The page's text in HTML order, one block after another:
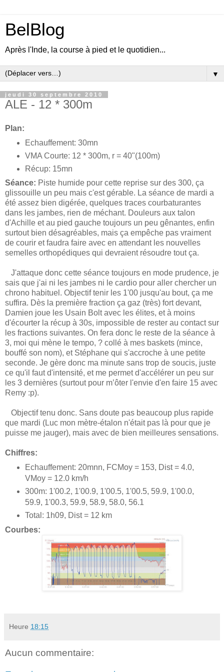
BelBlog
Après l'Inde, la course à pied et le quotidien...
▼
jeudi 30 septembre 2010
ALE - 12 * 300m
Plan:
Echauffement: 30mn
VMA Courte: 12 * 300m, r = 40"(100m)
Récup: 15mn
Séance: Piste humide pour cette reprise sur des 300, ça
glissouille un peu mais c'est gérable. La séance de mardi a
été assez bien digérée, quelques traces courbaturantes
dans les jambes, rien de méchant. Douleurs aux talon
d'Achille et au pied gauche toujours un peu gênantes, enfin
surtout bien désagréables, mais ça empêche pas vraiment
de courir et faudra faire avec en attendant les nouvelles
semelles orthopédiques qui devraient résoudre tout ça.
J'attaque donc cette séance toujours en mode prudence, je
sais que j'ai ni les jambes ni le cardio pour aller chercher un
chrono habituel. Objectif tenir les 1'00 jusqu'au bout, ça me
suffira. Dès la première fraction ça gaz (très) fort devant,
Damien joue les Usain Bolt avec les élites, et à moins
d'écourter la récup à 30s, impossible de rester au contact sur
les fractions suivantes. On fera donc le reste de la séance à
3, moi qui mène le tempo, ? collé à mes baskets (mince,
bouffé son nom), et Stéphane qui s'accroche à une petite
seconde. Je gère donc ma minute sans trop de soucis, juste
ce qu'il faut d'intensité, et me permet d'accélérer un peu sur
les 3 dernières (surtout pour m’ôter l'envie d'en faire 15 avec
Remy :p).
Objectif tenu donc. Sans doute pas beaucoup plus rapide
que mardi (Luc mon mètre-étalon n'était pas là pour que je
puisse me jauger), mais avec de bien meilleures sensations.
Chiffres:
Echauffement: 20mnn, FCMoy = 153, Dist = 4.0,
VMoy = 12.0 km/h
300m: 1'00.2, 1'00.9, 1'00.5, 1'00.5, 59.9, 1'00.0,
59.9, 1'00.3, 59.9, 58.9, 58.0, 56.1
Total: 1h09, Dist = 12 km
Courbes:
Heure 18:15
Aucun commentaire: